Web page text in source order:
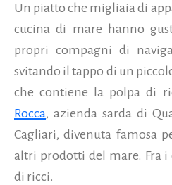
Un piatto che migliaia di
cucina di mare hanno
propri compagni di
svitando il tappo di un
che contiene la polpa di
Rocca, azienda sarda di
Cagliari, divenuta famosa
altri prodotti del mare. Fra i
di ricci.